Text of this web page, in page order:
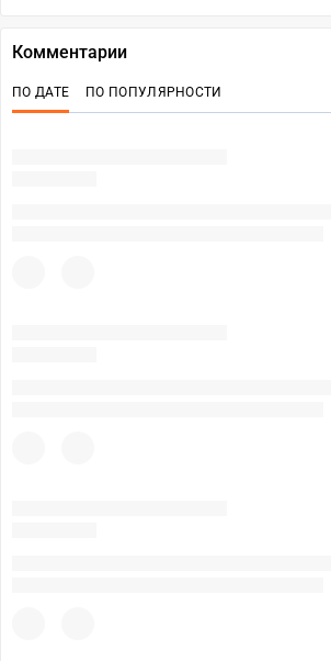
Комментарии
ПО ДАТЕ ПО ПОПУЛЯРНОСТИ